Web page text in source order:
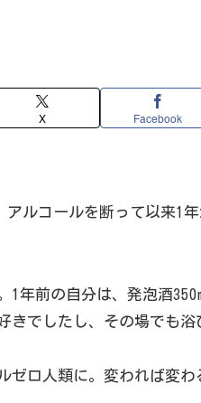
X Facebook
アルコールを断って以来1
1年前の自分は、発泡酒
きでしたし、その場でも
ゼロ人類に。変われば変わ